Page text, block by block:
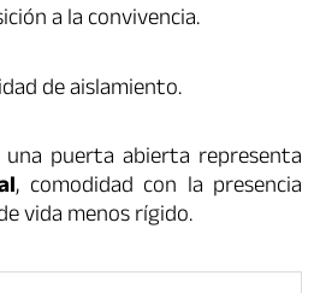
a la convivencia.
de aislamiento.
una puerta abierta representa
, comodidad con la presencia
vida menos rígido.